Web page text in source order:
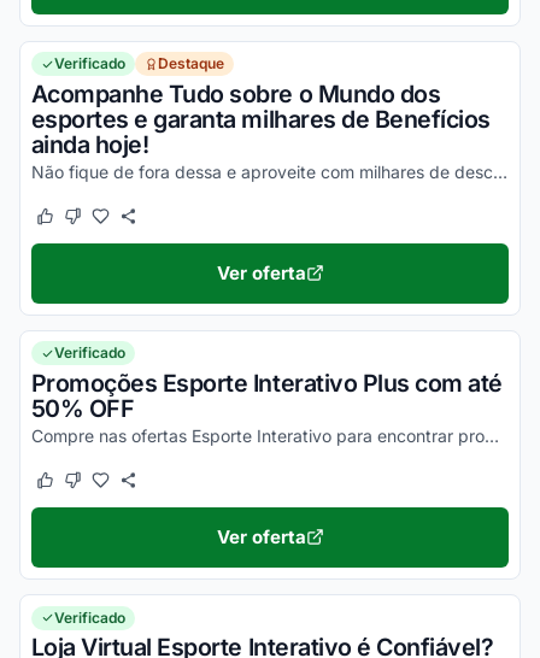
Verificado Destaque
Acompanhe Tudo sobre o Mundo dos
esportes e garanta milhares de Benefícios
ainda hoje!
Não fique de fora dessa e aproveite com milhares de descontos!
Este cupom funcionou
Este cupom não funcionou
Ver oferta
Verificado
Promoções Esporte Interativo Plus com até
50% OFF
Compre nas ofertas Esporte Interativo para encontrar produtos com a máxima economia!
Este cupom funcionou
Este cupom não funcionou
Ver oferta
Verificado
Loja Virtual Esporte Interativo é Confiável?